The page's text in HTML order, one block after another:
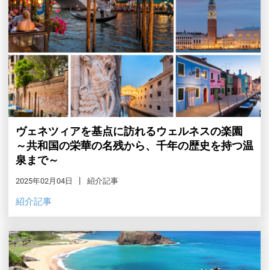
ヴェネツィアを基点に訪れるウェルネスの楽園
～共和国の栄華の名残から、千年の歴史を持つ温
泉まで～
2025年02月04日 紹介記事
紹介記事